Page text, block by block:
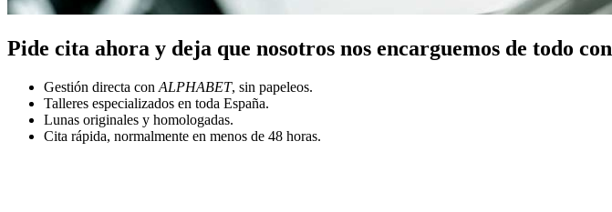
Pide cita ahora y deja que nosotros nos encarguemos de todo con
Gestión directa con ALPHABET, sin papeleos.
Talleres especializados en toda España.
Lunas originales y homologadas.
Cita rápida, normalmente en menos de 48 horas.